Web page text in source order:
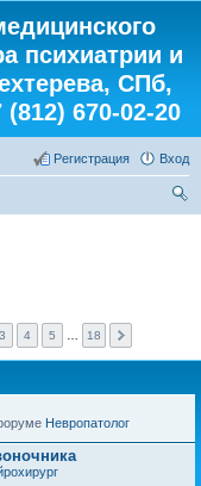
психиатрии и
СПб,
670-02-20
Вход
Регистрация
3 4 5 18
Невропатолог